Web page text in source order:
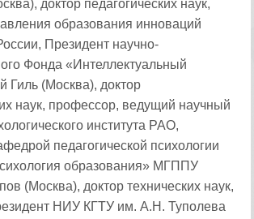
доктор педагогических наук,
образования инноваций
Президент научно-
Фонда «Интеллектуальный
Гиль (Москва), доктор
наук, профессор, ведущий научный
института РАО,
педагогической психологии
образования» МГППУ
(Москва), доктор технических наук,
НИУ КГТУ им. А.Н. Туполева